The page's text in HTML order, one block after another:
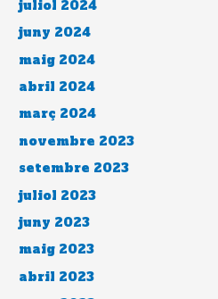
juliol 2024
juny 2024
maig 2024
abril 2024
març 2024
novembre 2023
setembre 2023
juliol 2023
juny 2023
maig 2023
abril 2023